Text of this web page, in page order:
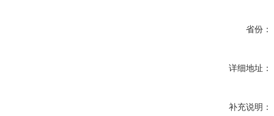
省份：
详细地址：
补充说明：